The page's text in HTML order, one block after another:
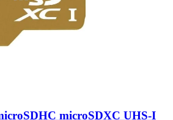
microSDXC UHS-I